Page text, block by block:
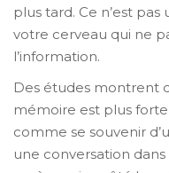
plus tard. Ce n’est pas
votre cerveau qui ne
l’information.
Des études montrent
mémoire est plus
comme se souvenir
une conversation